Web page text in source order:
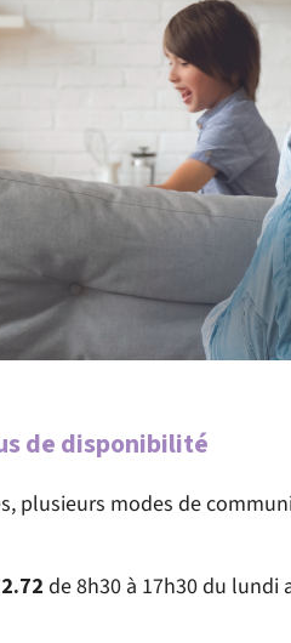
de disponibilité
plusieurs modes de
de 8h30 à 17h30 du lundi